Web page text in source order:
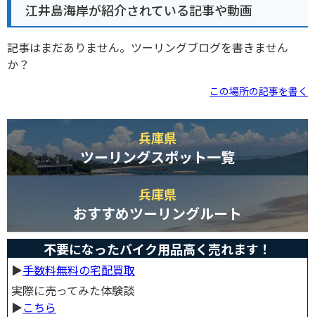
江井島海岸が紹介されている記事や動画
記事はまだありません。ツーリングブログを書きません
か？
この場所の記事を書く
兵庫県
ツーリングスポット一覧
兵庫県
おすすめツーリングルート
不要になったバイク用品高く売れます！
▶︎手数料無料の宅配買取
実際に売ってみた体験談
▶︎こちら